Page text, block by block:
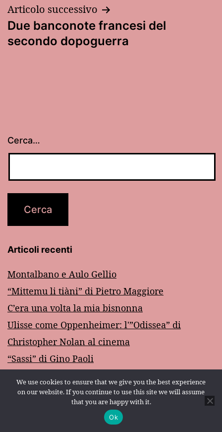
Articolo successivo
Due banconote francesi del
secondo dopoguerra
Cerca…
Articoli recenti
Montalbano e Aulo Gellio
“Mittemu li tiàni” di Pietro Maggiore
C’era una volta la mia bisnonna
Ulisse come Oppenheimer: l'”Odissea” di
Christopher Nolan al cinema
“Sassi” di Gino Paoli
Categorie
Andrea Camilleri(45)
We use cookies to ensure that we give you the best experience
on our website. If you continue to use this site we will assume
that you are happy with it.
Ok